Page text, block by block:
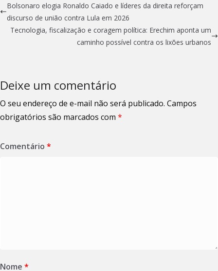
Bolsonaro elogia Ronaldo Caiado e líderes da direita reforçam
discurso de união contra Lula em 2026
Tecnologia, fiscalização e coragem política: Erechim aponta um
caminho possível contra os lixões urbanos
Deixe um comentário
O seu endereço de e-mail não será publicado. Campos
obrigatórios são marcados com *
Comentário *
Nome *